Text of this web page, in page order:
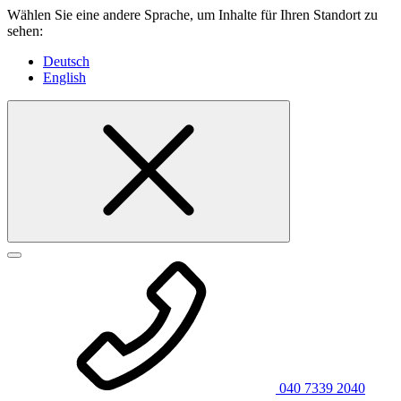
Wählen Sie eine andere Sprache, um Inhalte für Ihren Standort zu
sehen:
Deutsch
English
040 7339 2040